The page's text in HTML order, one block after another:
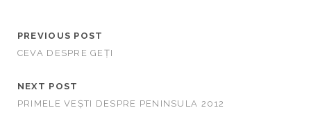
PREVIOUS POST
CEVA DESPRE GEȚI
NEXT POST
PRIMELE VEȘTI DESPRE PENINSULA 2012